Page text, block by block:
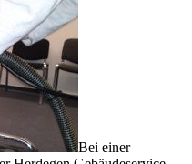
Bei einer